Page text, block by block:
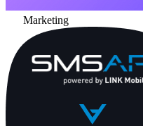
Marketing